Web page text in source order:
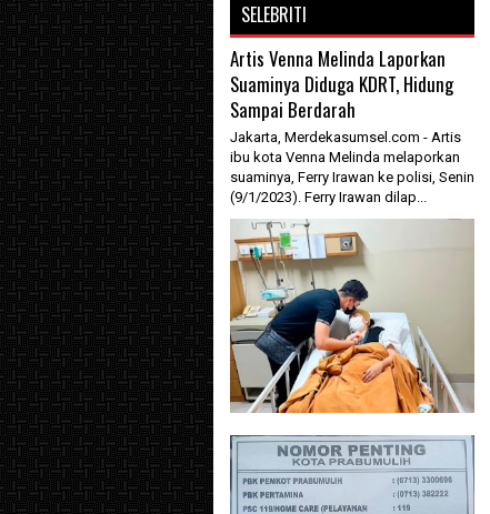
SELEBRITI
Artis Venna Melinda Laporkan
Suaminya Diduga KDRT, Hidung
Sampai Berdarah
Jakarta, Merdekasumsel.com - Artis
ibu kota Venna Melinda melaporkan
suaminya, Ferry Irawan ke polisi, Senin
(9/1/2023). Ferry Irawan dilap...